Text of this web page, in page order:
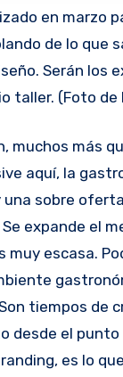
en marzo
de lo que
Serán los
taller. (Foto de
aquí, la
una sobre
expande el
muy escasa.
tiempos de
desde el
es lo